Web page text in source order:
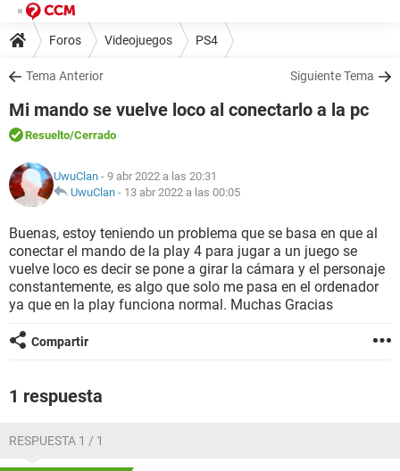
Foros Videojuegos PS4
Tema Anterior Siguiente Tema
Mi mando se vuelve loco al conectarlo a la pc
Resuelto/Cerrado
UwuClan - 9 abr 2022 a las 20:31
UwuClan - 13 abr 2022 a las 00:05
Buenas, estoy teniendo un problema que se basa en que al
conectar el mando de la play 4 para jugar a un juego se
vuelve loco es decir se pone a girar la cámara y el personaje
constantemente, es algo que solo me pasa en el ordenador
ya que en la play funciona normal. Muchas Gracias
Compartir
1 respuesta
RESPUESTA 1 / 1